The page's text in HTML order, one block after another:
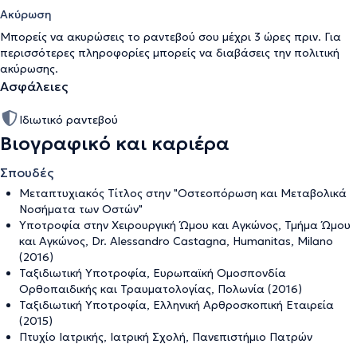
Ακύρωση
Μπορείς να ακυρώσεις το ραντεβού σου μέχρι 3 ώρες πριν. Για
περισσότερες πληροφορίες μπορείς να διαβάσεις την πολιτική
ακύρωσης.
Ασφάλειες
Ιδιωτικό ραντεβού
Βιογραφικό και καριέρα
Σπουδές
Μεταπτυχιακός Τίτλος στην "Οστεοπόρωση και Μεταβολικά
Νοσήματα των Οστών"
Υποτροφία στην Χειρουργική Ώμου και Αγκώνος, Τμήμα Ώμου
και Αγκώνος, Dr. Alessandro Castagna, Humanitas, Milano
(2016)
Ταξιδιωτική Υποτροφία, Ευρωπαϊκή Ομοσπονδία
Ορθοπαιδικής και Τραυματολογίας, Πολωνία (2016)
Ταξιδιωτική Υποτροφία, Ελληνική Αρθροσκοπική Εταιρεία
(2015)
Πτυχίο Ιατρικής, Ιατρική Σχολή, Πανεπιστήμιο Πατρών